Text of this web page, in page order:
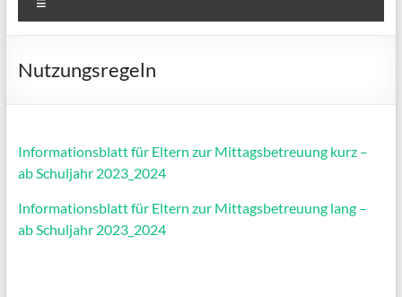
Nutzungsregeln
Informationsblatt für Eltern zur Mittagsbetreuung kurz –
ab Schuljahr 2023_2024
Informationsblatt für Eltern zur Mittagsbetreuung lang –
ab Schuljahr 2023_2024